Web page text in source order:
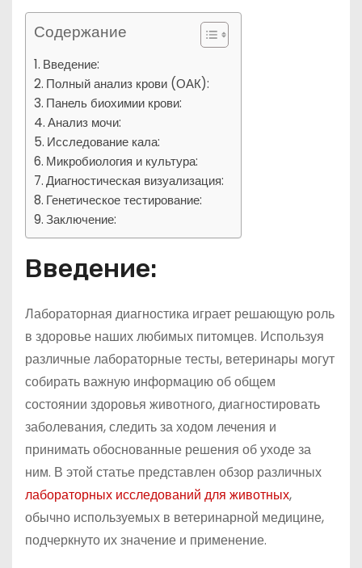
Содержание
Введение:
Полный анализ крови (ОАК):
Панель биохимии крови:
Анализ мочи:
Исследование кала:
Микробиология и культура:
Диагностическая визуализация:
Генетическое тестирование:
Заключение:
Введение:
Лабораторная диагностика играет решающую роль
в здоровье наших любимых питомцев. Используя
различные лабораторные тесты, ветеринары могут
собирать важную информацию об общем
состоянии здоровья животного, диагностировать
заболевания, следить за ходом лечения и
принимать обоснованные решения об уходе за
ним. В этой статье представлен обзор различных
лабораторных исследований для животных,
обычно используемых в ветеринарной медицине,
подчеркнуто их значение и применение.